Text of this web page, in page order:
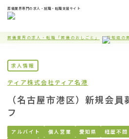
葬儀業界専門の求人・就職・転職支援サイト
葬儀業界の求人・転職「葬儀のおしごと」 愛知県の
求人情報
ティア株式会社ティア名港
（名古屋市港区）新規会
フ
アルバイト 個人営業 愛知県 経歴不問